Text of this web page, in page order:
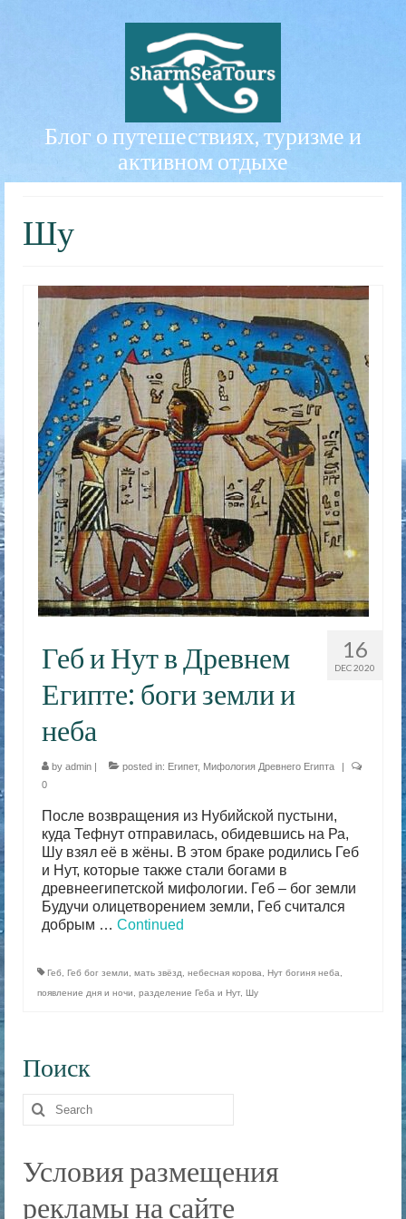
Блог о путешествиях, туризме и
активном отдыхе
Шу
16
DEC 2020
Геб и Нут в Древнем
Египте: боги земли и
неба
by admin | posted in: Египет, Мифология Древнего Египта
|
0
После возвращения из Нубийской пустыни,
куда Тефнут отправилась, обидевшись на Ра,
Шу взял её в жёны. В этом браке родились Геб
и Нут, которые также стали богами в
древнеегипетской мифологии. Геб – бог земли
Будучи олицетворением земли, Геб считался
добрым … Continued
Геб Геб бог земли мать звёзд небесная корова Нут богиня неба
появление дня и ночи
разделение Геба и Нут, Шу
Поиск
Search
for:
Условия размещения
рекламы на сайте